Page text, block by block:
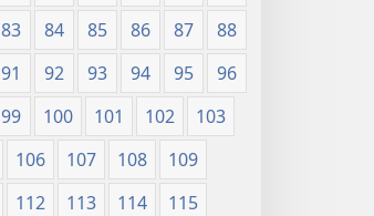
83 84 85 86 87
88
91 92 93 94 95
96
99 100 101 102
103
106 107 108
109
112 113 114
115